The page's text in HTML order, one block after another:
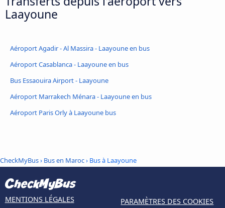
Laayoune
Aéroport Agadir - Al Massira - Laayoune en bus
Aéroport Casablanca - Laayoune en bus
Bus Essaouira Airport - Laayoune
Aéroport Marrakech Ménara - Laayoune en bus
Aéroport Paris Orly à Laayoune bus
CheckMyBus› Bus en Maroc› Bus à Laayoune
MENTIONS LÉGALES
PARAMÈTRES DES COOKIES